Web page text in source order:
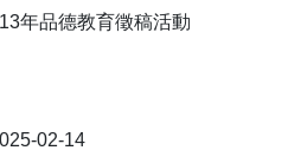
年品德教育徵稿活動
02-14